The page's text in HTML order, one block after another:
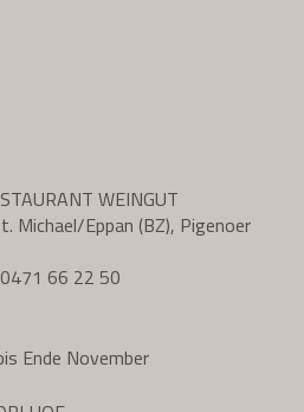
WEINGUT
Michael/Eppan (BZ), Pigenoer
66 22 50
Ende November